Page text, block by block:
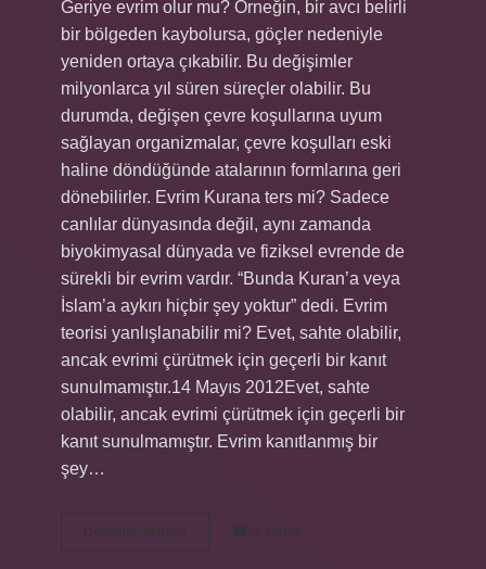
Geriye evrim olur mu? Örneğin, bir avcı belirli
bir bölgeden kaybolursa, göçler nedeniyle
yeniden ortaya çıkabilir. Bu değişimler
milyonlarca yıl süren süreçler olabilir. Bu
durumda, değişen çevre koşullarına uyum
sağlayan organizmalar, çevre koşulları eski
haline döndüğünde atalarının formlarına geri
dönebilirler. Evrim Kurana ters mi? Sadece
canlılar dünyasında değil, aynı zamanda
biyokimyasal dünyada ve fiziksel evrende de
sürekli bir evrim vardır. “Bunda Kuran’a veya
İslam’a aykırı hiçbir şey yoktur” dedi. Evrim
teorisi yanlışlanabilir mi? Evet, sahte olabilir,
ancak evrimi çürütmek için geçerli bir kanıt
sunulmamıştır.14 Mayıs 2012Evet, sahte
olabilir, ancak evrimi çürütmek için geçerli bir
kanıt sunulmamıştır. Evrim kanıtlanmış bir
şey…
Devamını okuyun
Evrim
2 Yorum